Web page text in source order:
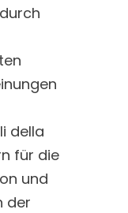
della
für die
und
der